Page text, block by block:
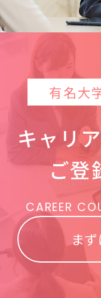
有名大
キャリ
ご登
CAREER
ま